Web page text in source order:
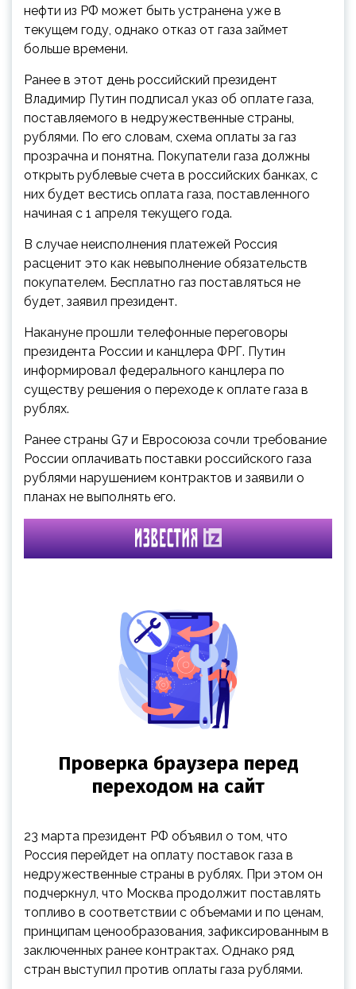
нефти из РФ может быть устранена уже в
текущем году, однако отказ от газа займет
больше времени.
Ранее в этот день российский президент
Владимир Путин подписал указ об оплате газа,
поставляемого в недружественные страны,
рублями. По его словам, схема оплаты за газ
прозрачна и понятна. Покупатели газа должны
открыть рублевые счета в российских банках, с
них будет вестись оплата газа, поставленного
начиная с 1 апреля текущего года.
В случае неисполнения платежей Россия
расценит это как невыполнение обязательств
покупателем. Бесплатно газ поставляться не
будет, заявил президент.
Накануне прошли телефонные переговоры
президента России и канцлера ФРГ. Путин
информировал федерального канцлера по
существу решения о переходе к оплате газа в
рублях.
Ранее страны G7 и Евросоюза сочли требование
России оплачивать поставки российского газа
рублями нарушением контрактов и заявили о
планах не выполнять его.
23 марта президент РФ объявил о том, что
Россия перейдет на оплату поставок газа в
недружественные страны в рублях. При этом он
подчеркнул, что Москва продолжит поставлять
топливо в соответствии с объемами и по ценам,
принципам ценообразования, зафиксированным в
заключенных ранее контрактах. Однако ряд
стран выступил против оплаты газа рублями.